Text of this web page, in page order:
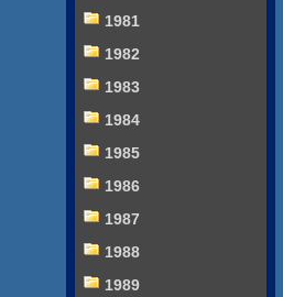
1981
1982
1983
1984
1985
1986
1987
1988
1989